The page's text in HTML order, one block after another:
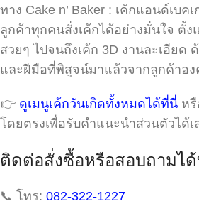
ทาง Cake n’ Baker : เค้กแอนด์เบ
ลูกค้าทุกคนสั่งเค้กได้อย่างมั่นใจ ตั้
สวยๆ ไปจนถึงเค้ก 3D งานละเอียด
และฝีมือที่พิสูจน์มาแล้วจากลูกค้าอ
👉 ดูเมนูเค้กวันเกิดทั้งหมดได้ที่นี่ ห
โดยตรงเพื่อรับคำแนะนำส่วนตัวได้
ติดต่อสั่งซื้อหรือสอบถามไ
📞 โทร: 082-322-1227